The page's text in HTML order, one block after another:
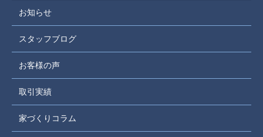
お知らせ
スタッフブログ
お客様の声
取引実績
家づくりコラム